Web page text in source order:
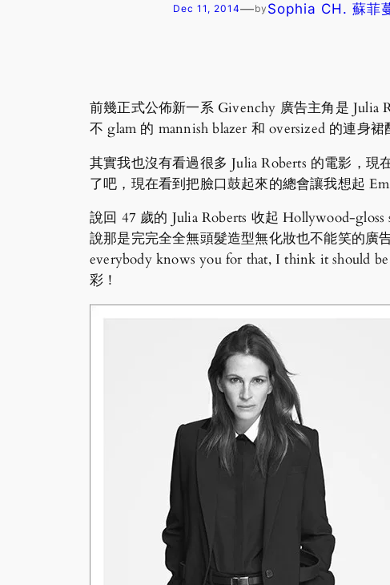
Dec 11, 2014—by Sophia CH. 蘇菲
前幾正式公佈新一系 Givenchy 廣告主角是 Julia
不 glam 的 mannish blazer 和 oversized 的連身
其實我也沒有看過很多 Julia Roberts 的電影，
了吧，現在看到把臉口鼓起來的總會讓我想起
說回 47 歲的 Julia Roberts 收起 Hollywood-
說那是完完全全無頭髮造型無化妝也不能笑的廣
everybody knows you for that, I think it should
彩！